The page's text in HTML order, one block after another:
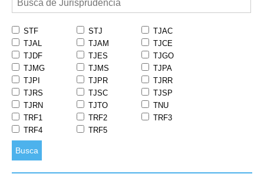
STF STJ
TJAC
TJAL
TJAM
TJCE
TJDF
TJES
TJGO
TJMG
TJMS
TJPA
TJPI
TJPR
TJRR
TJRS
TJSC
TJSP
TJRN
TJTO
TNU
TRF1
TRF2
TRF3
TRF4
TRF5
Busca